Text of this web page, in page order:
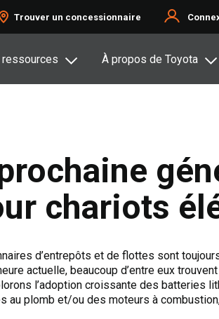
Trouver un concessionnaire
À propos de Toyota
chariots
d’entrepôts et de flottes sont
actuelle, beaucoup d’entre eux
l’adoption croissante des batteries
plomb et/ou des moteurs à